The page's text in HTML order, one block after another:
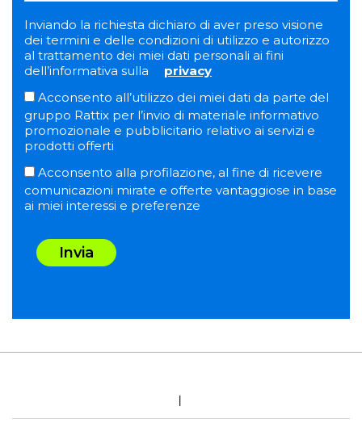
Inviando la richiesta dichiaro di aver preso visione
dei termini e delle condizioni di utilizzo e autorizzo
al trattamento dei miei dati personali ai fini
dell’informativa sulla
privacy
Acconsento all’utilizzo dei miei dati da parte del
gruppo Rattix per l’invio di materiale informativo
promozionale e pubblicitario relativo ai servizi e
prodotti offerti
Acconsento alla profilazione, al fine di ricevere
comunicazioni mirate e offerte vantaggiose in base
ai miei interessi e preferenze
Invia